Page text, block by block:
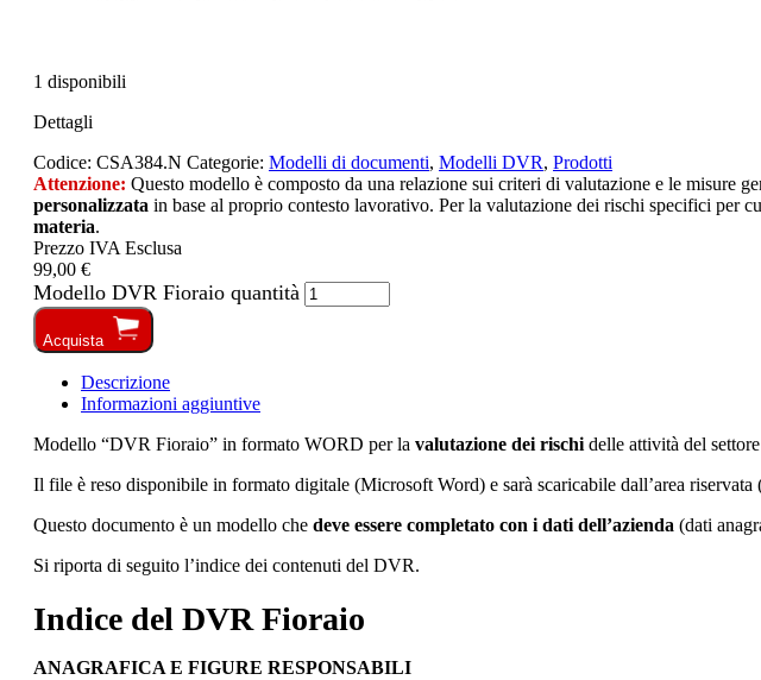
1 disponibili
Dettagli
Codice: CSA384.N Categorie: Modelli di documenti, Modelli DVR, Prodotti
Attenzione: Questo modello è composto da una relazione sui criteri di valutazione e le misure
personalizzata in base al proprio contesto lavorativo. Per la valutazione dei rischi specifici per
materia.
Prezzo IVA Esclusa
99,00 €
Modello DVR Fioraio quantità
Acquista
Descrizione
Informazioni aggiuntive
Modello “DVR Fioraio” in formato WORD per la valutazione dei rischi delle attività del settore
Il file è reso disponibile in formato digitale (Microsoft Word) e sarà scaricabile dall’area
Questo documento è un modello che deve essere completato con i dati dell’azienda (dati
Si riporta di seguito l’indice dei contenuti del DVR.
Indice del DVR Fioraio
ANAGRAFICA E FIGURE RESPONSABILI